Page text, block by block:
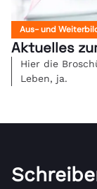
Aus- und
Aktuelles
Hier die
Leben, ja.